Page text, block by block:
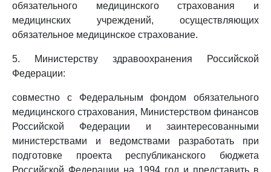
обязательного медицинского страхования и
медицинских учреждений, осуществляющих
обязательное медицинское страхование.
5. Министерству здравоохранения Российской
Федерации:
совместно с Федеральным фондом обязательного
медицинского страхования, Министерством финансов
Российской Федерации и заинтересованными
министерствами и ведомствами разработать при
подготовке проекта республиканского бюджета
Российской Федерации на 1994 год и представить в